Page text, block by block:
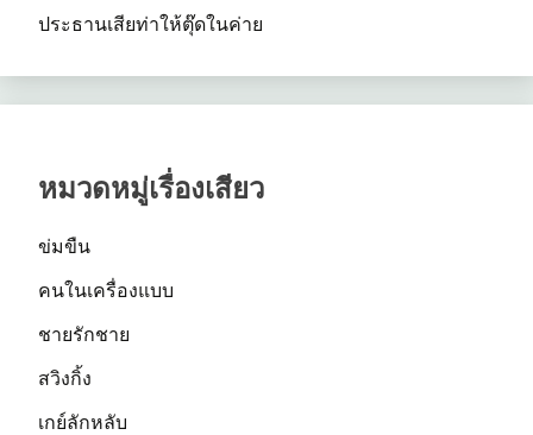
ประธานเสียท่าให้ตุ๊ดในค่าย
หมวดหมู่เรื่องเสียว
ข่มขืน
คนในเครื่องแบบ
ชายรักชาย
สวิงกิ้ง
เกย์ลักหลับ